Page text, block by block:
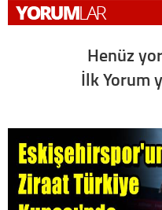
Henüz
İlk Yorum